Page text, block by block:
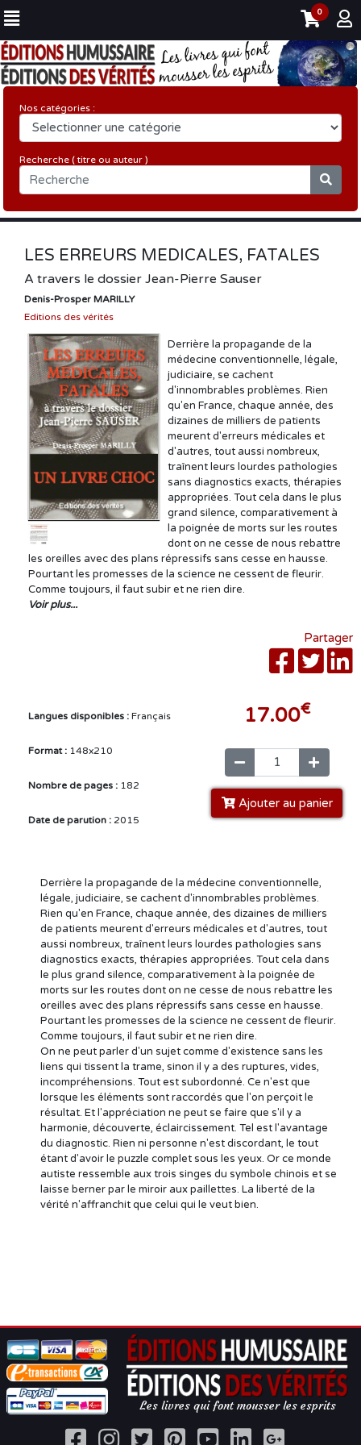
0
Nos catégories :
Recherche ( titre ou auteur )
LES ERREURS MEDICALES, FATALES
A travers le dossier Jean-Pierre Sauser
Denis-Prosper MARILLY
Editions des vérités
Derrière la propagande de la
médecine conventionnelle, légale,
judiciaire, se cachent
d'innombrables problèmes. Rien
qu'en France, chaque année, des
dizaines de milliers de patients
meurent d'erreurs médicales et
d'autres, tout aussi nombreux,
traînent leurs lourdes pathologies
sans diagnostics exacts, thérapies
appropriées. Tout cela dans le plus
grand silence, comparativement à
la poignée de morts sur les routes
dont on ne cesse de nous rebattre
les oreilles avec des plans répressifs sans cesse en hausse.
Pourtant les promesses de la science ne cessent de fleurir.
Comme toujours, il faut subir et ne rien dire.
Voir plus...
Partager
Langues disponibles : Français
Format : 148x210
Nombre de pages : 182
Date de parution : 2015
17.00€
Ajouter au panier
Derrière la propagande de la médecine conventionnelle,
légale, judiciaire, se cachent d'innombrables problèmes.
Rien qu'en France, chaque année, des dizaines de milliers
de patients meurent d'erreurs médicales et d'autres, tout
aussi nombreux, traînent leurs lourdes pathologies sans
diagnostics exacts, thérapies appropriées. Tout cela dans
le plus grand silence, comparativement à la poignée de
morts sur les routes dont on ne cesse de nous rebattre les
oreilles avec des plans répressifs sans cesse en hausse.
Pourtant les promesses de la science ne cessent de fleurir.
Comme toujours, il faut subir et ne rien dire.
On ne peut parler d'un sujet comme d'existence sans les
liens qui tissent la trame, sinon il y a des ruptures, vides,
incompréhensions. Tout est subordonné. Ce n'est que
lorsque les éléments sont raccordés que l'on perçoit le
résultat. Et l'appréciation ne peut se faire que s'il y a
harmonie, découverte, éclaircissement. Tel est l'avantage
du diagnostic. Rien ni personne n'est discordant, le tout
étant d'avoir le puzzle complet sous les yeux. Or ce monde
autiste ressemble aux trois singes du symbole chinois et se
laisse berner par le miroir aux paillettes. La liberté de la
vérité n'affranchit que celui qui le veut bien.
Les livres qui font mousser les esprits